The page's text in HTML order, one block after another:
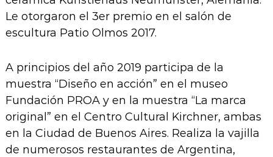
Le otorgaron el 3er premio en el salón de
escultura Patio Olmos 2017.
A principios del año 2019 participa de la
muestra “Diseño en acción” en el museo
Fundación PROA y en la muestra “La marca
original” en el Centro Cultural Kirchner, ambas
en la Ciudad de Buenos Aires. Realiza la vajilla
de numerosos restaurantes de Argentina,